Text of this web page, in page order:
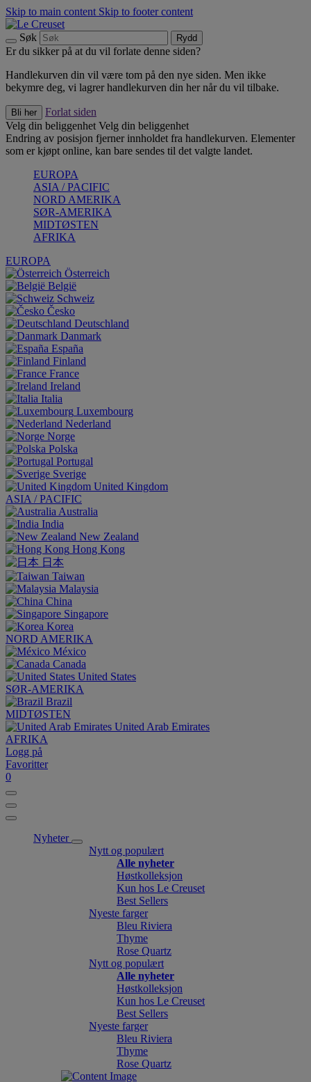
Skip to main content Skip to footer content
Søk Rydd
Er du sikker på at du vil forlate denne siden?
Handlekurven din vil være tom på den nye siden. Men ikke
bekymre deg, vi lagrer handlekurven din her når du vil tilbake.
Bli her
Forlat siden
Velg din beliggenhet Velg din beliggenhet
Endring av posisjon fjerner innholdet fra handlekurven. Elementer
som er kjøpt online, kan bare sendes til det valgte landet.
EUROPA
ASIA / PACIFIC
NORD AMERIKA
SØR-AMERIKA
MIDTØSTEN
AFRIKA
EUROPA
Österreich
België
Schweiz
Česko
Deutschland
Danmark
España
Finland
France
Ireland
Italia
Luxembourg
Nederland
Norge
Polska
Portugal
Sverige
United Kingdom
ASIA / PACIFIC
Australia
India
New Zealand
Hong Kong
日本
Taiwan
Malaysia
China
Singapore
Korea
NORD AMERIKA
México
Canada
United States
SØR-AMERIKA
Brazil
MIDTØSTEN
United Arab Emirates
AFRIKA
Logg på
Favoritter
0
Nyheter
Nytt og populært
Alle nyheter
Høstkolleksjon
Kun hos Le Creuset
Best Sellers
Nyeste farger
Bleu Riviera
Thyme
Rose Quartz
Nytt og populært
Alle nyheter
Høstkolleksjon
Kun hos Le Creuset
Best Sellers
Nyeste farger
Bleu Riviera
Thyme
Rose Quartz